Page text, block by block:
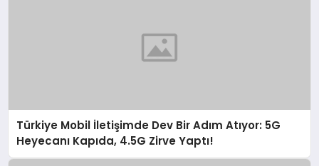
Türkiye Mobil İletişimde Dev Bir Adım Atıyor: 5G
Heyecanı Kapıda, 4.5G Zirve Yaptı!